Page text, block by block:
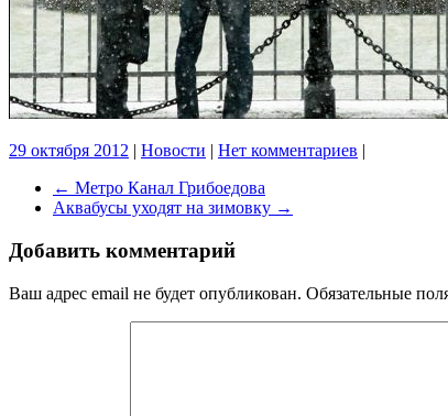
29 октября 2012 | Новости | Нет комментариев |
← Метро Канал Грибоедова
Аквабусы уходят на зимовку →
Добавить комментарий
Ваш адрес email не будет опубликован. Обязательные